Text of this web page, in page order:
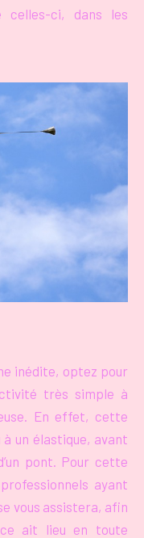
celles-ci, dans les
inédite, optez pour
très simple à
En effet, cette
un élastique, avant
pont. Pour cette
ayant
vous assistera, afin
ait lieu en toute